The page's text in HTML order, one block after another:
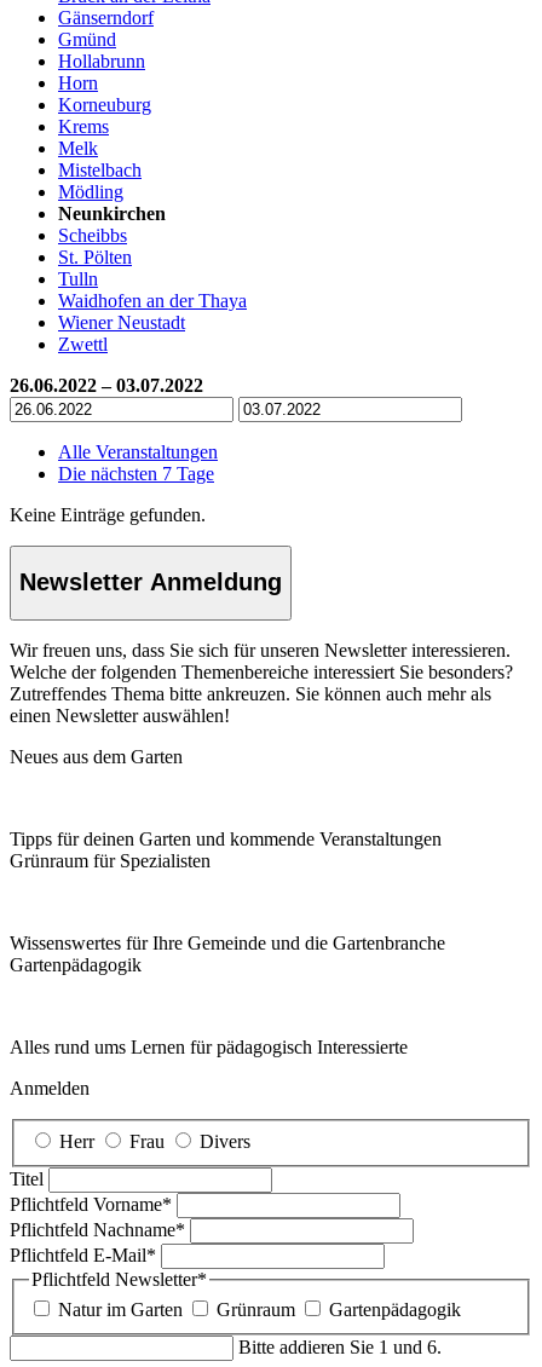
Gänserndorf
Gmünd
Hollabrunn
Horn
Korneuburg
Krems
Melk
Mistelbach
Mödling
Neunkirchen
Scheibbs
St. Pölten
Tulln
Waidhofen an der Thaya
Wiener Neustadt
Zwettl
26.06.2022 – 03.07.2022
Alle Veranstaltungen
Die nächsten 7 Tage
Keine Einträge gefunden.
Newsletter Anmeldung
Wir freuen uns, dass Sie sich für unseren Newsletter interessieren.
Welche der folgenden Themenbereiche interessiert Sie besonders?
Zutreffendes Thema bitte ankreuzen. Sie können auch mehr als
einen Newsletter auswählen!
Neues aus dem Garten
Tipps für deinen Garten und kommende Veranstaltungen
Grünraum für Spezialisten
Wissenswertes für Ihre Gemeinde und die Gartenbranche
Garten­pädagogik
Alles rund ums Lernen für pädagogisch Interessierte
Anmelden
Herr Frau
Divers
Titel
Pflichtfeld Vorname*
Pflichtfeld Nachname*
Pflichtfeld E-Mail*
Pflichtfeld Newsletter*
Natur im Garten
Grünraum
Gartenpädagogik
Bitte addieren Sie 1 und 6.